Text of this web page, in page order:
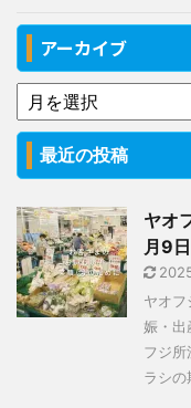
アーカイブ
最近の投稿
ヤオ
月9
ヤオ
娠・
フジ所
ラシ